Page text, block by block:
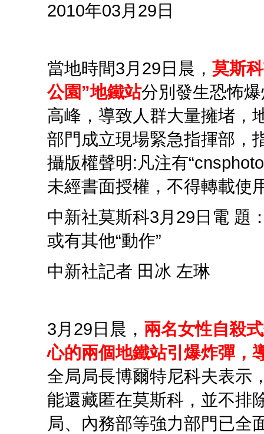
2010年03月29日
當地時間3月29日晨， 莫斯
公園”地鐵站分別發生恐怖
高峰，導致人群大量擁堵，
部門成立現場緊急指揮部，
攝版權聲明:凡注有
未經書面授權，不得轉載使
中新社莫斯科3月29日電 題
或有其他“動作”
中新社記者 田冰 左琳
3月29日晨， 兩名女性自殺
心的兩個地鐵站引爆炸彈，
全局局長博爾特尼科夫表示
能還藏匿在莫斯科，並不排
局、內務部等強力部門已全